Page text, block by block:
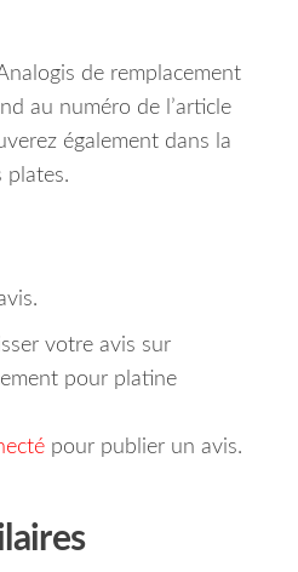
de remplacement
au numéro de l’article
également dans la
plates.
votre avis sur
pour platine
pour publier un avis.